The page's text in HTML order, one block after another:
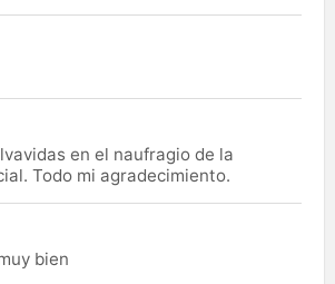
en el naufragio de la
Todo mi agradecimiento.
bien